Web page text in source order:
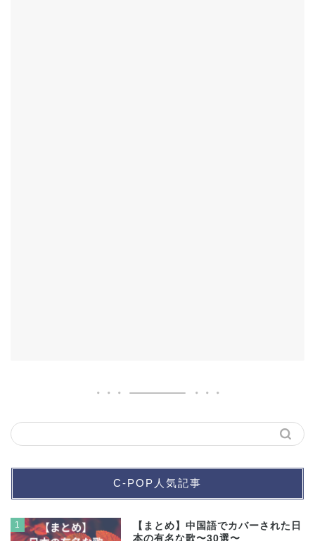
C-POP人気記事
1
【まとめ】中国語でカバーされた日
本の有名な歌〜30選〜